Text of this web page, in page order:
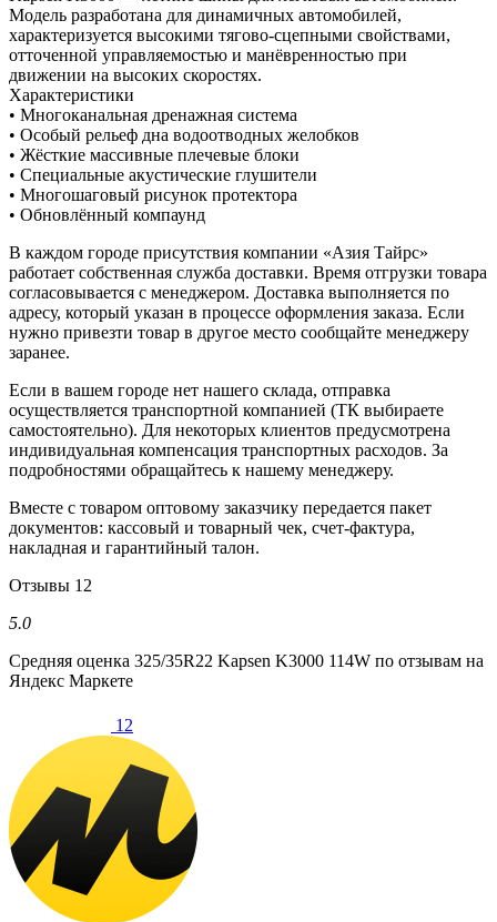
Модель разработана для динамичных автомобилей,
характеризуется высокими тягово-сцепными свойствами,
отточенной управляемостью и манёвренностью при
движении на высоких скоростях.
Характеристики
• Многоканальная дренажная система
• Особый рельеф дна водоотводных желобков
• Жёсткие массивные плечевые блоки
• Специальные акустические глушители
• Многошаговый рисунок протектора
• Обновлённый компаунд
В каждом городе присутствия компании «Азия Тайрс»
работает собственная служба доставки. Время отгрузки товара
согласовывается с менеджером. Доставка выполняется по
адресу, который указан в процессе оформления заказа. Если
нужно привезти товар в другое место сообщайте менеджеру
заранее.
Если в вашем городе нет нашего склада, отправка
осуществляется транспортной компанией (ТК выбираете
самостоятельно). Для некоторых клиентов предусмотрена
индивидуальная компенсация транспортных расходов. За
подробностями обращайтесь к нашему менеджеру.
Вместе с товаром оптовому заказчику передается пакет
документов: кассовый и товарный чек, счет-фактура,
накладная и гарантийный талон.
Отзывы 12
5.0
Средняя оценка 325/35R22 Kapsen K3000 114W по отзывам на
Яндекс Маркете
12